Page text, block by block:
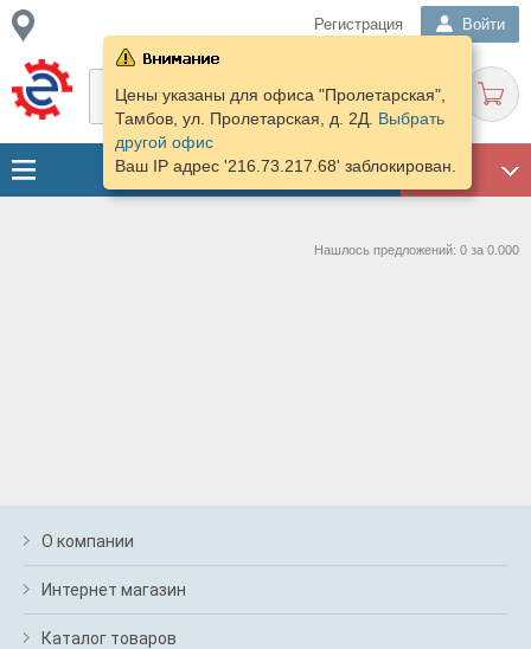
Регистрация Войти
ГАРАЖ
Цены указаны для офиса "Пролетарская",
Тамбов, ул. Пролетарская, д. 2Д. Выбрать
другой офис
Ваш IP адрес '216.73.217.68' заблокирован.
Нашлось предложений: 0 за 0.000
О компании
Интернет магазин
Каталог товаров